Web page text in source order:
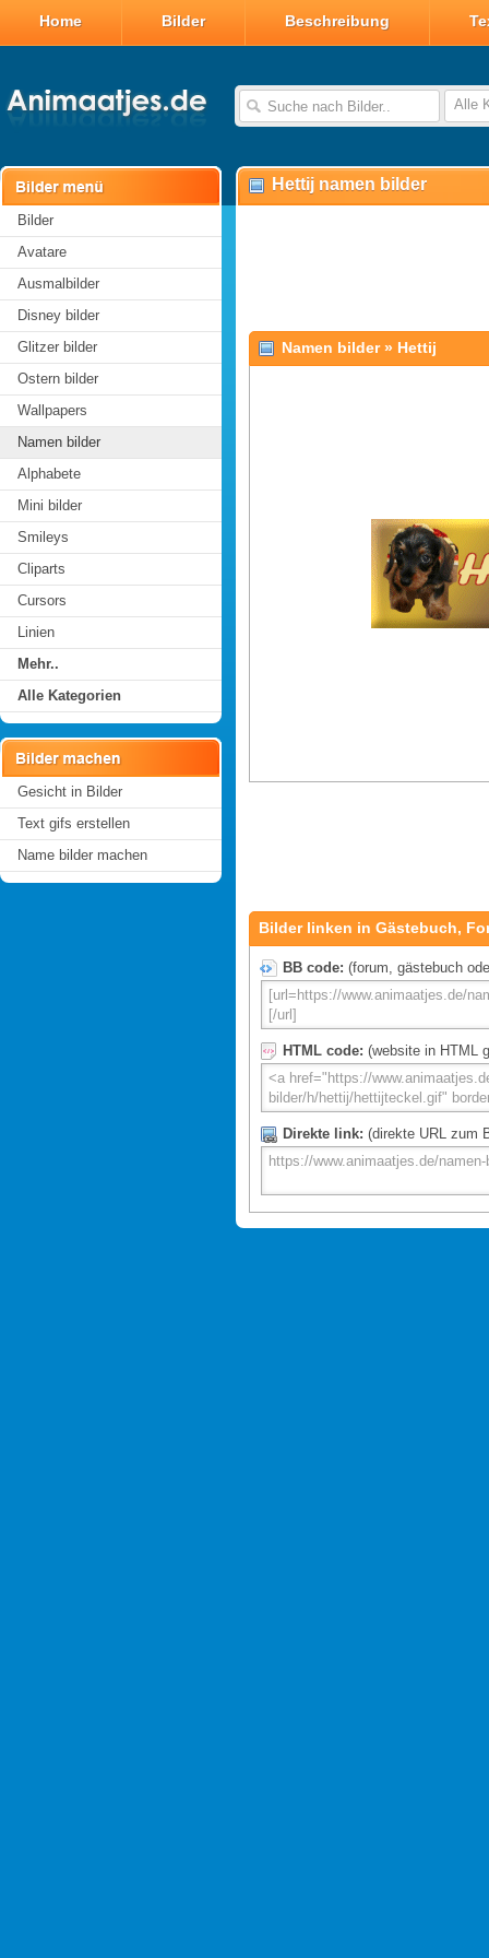
Home Bilder Beschreibung
Alle
Bilder
Avatare
Ausmalbilder
Disney bilder
Glitzer bilder
Ostern bilder
Wallpapers
Namen bilder
Alphabete
Mini bilder
Smileys
Cliparts
Cursors
Linien
Mehr..
Alle Kategorien
Gesicht in Bilder
Text gifs erstellen
Name bilder machen
Hettij namen bilder
Namen bilder» Hettij
Bilder linken in Gästebuch,
BB code: (forum, gästebuch
HTML code: (website in HTML
Direkte link: (direkte URL zum